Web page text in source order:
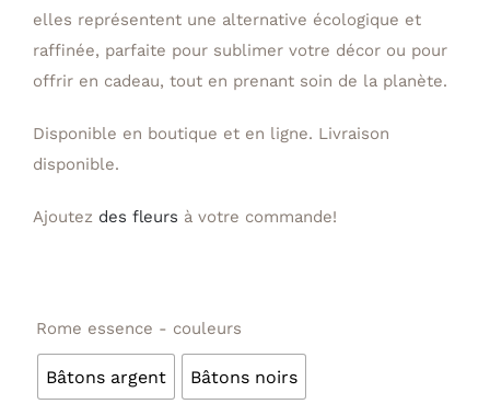
elles représentent une alternative écologique et
raffinée, parfaite pour sublimer votre décor ou pour
offrir en cadeau, tout en prenant soin de la planète.
Disponible en boutique et en ligne. Livraison
disponible.
Ajoutez des fleurs à votre commande!
Rome essence - couleurs
Bâtons argent Bâtons noirs